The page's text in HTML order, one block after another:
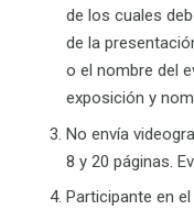
de los cuales
de la
o el nombre del
exposición y
No envía
8 y 20 páginas.
Participante en